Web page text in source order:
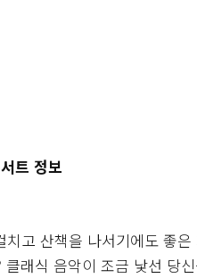
트 정보
고 산책을 나서기에도 좋
래식 음악이 조금 낯선 당